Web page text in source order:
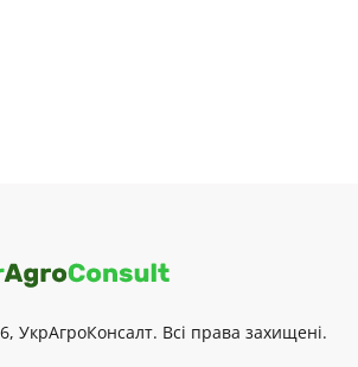
УкрАгроКонсалт. Всі права захищені.